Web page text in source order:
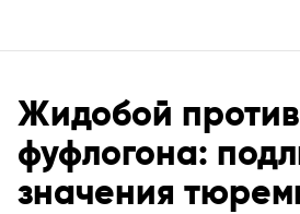
Жидобой против
фуфлогона:
значения